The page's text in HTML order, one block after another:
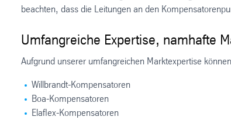
beachten, dass die Leitungen an den
Umfangreiche Expertise, namhafte
Aufgrund unserer umfangreichen Marktexpertise
Willbrandt-Kompensatoren
Boa-Kompensatoren
Elaflex-Kompensatoren